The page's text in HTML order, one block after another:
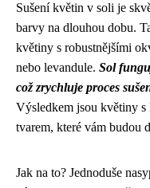
Sušení květin v soli je
barvy na dlouhou dobu.
květiny s robustnějšími
nebo levandule. Sol
což zrychluje proces
Výsledkem jsou květiny s
tvarem, které vám budou
Jak na to? Jednoduše